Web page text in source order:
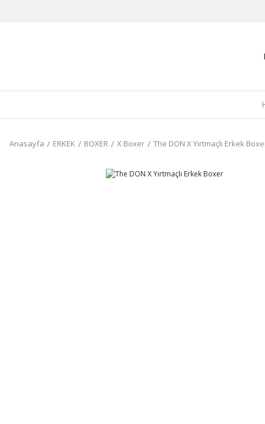
Anasayfa ERKEK BOXER X Boxer The DON X Yırtmaçlı Erkek